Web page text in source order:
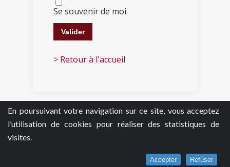
En poursuivant votre navigation sur ce site, vous acceptez
l’utilisation de cookies pour réaliser des statistiques de
visites.
Accepter Refuser
Se souvenir de moi
> Retour à l'accueil